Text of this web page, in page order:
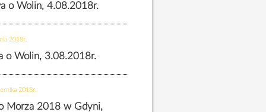
o Wolin, 4.08.2018r.
2018r.
o Wolin, 3.08.2018r.
2018r.
Morza 2018 w Gdyni,